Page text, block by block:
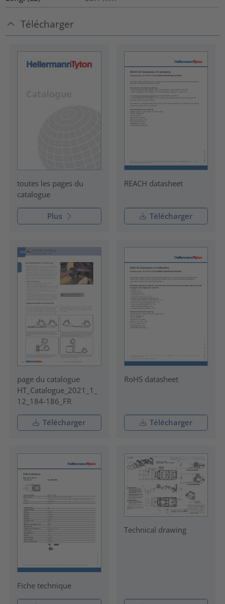
Télécharger
toutes les pages du
catalogue
Plus
REACH datasheet
Télécharger
page du catalogue
HT_Catalogue_2021_1_
12_184-186_FR
Télécharger
RoHS datasheet
Télécharger
Fiche technique
Technical drawing